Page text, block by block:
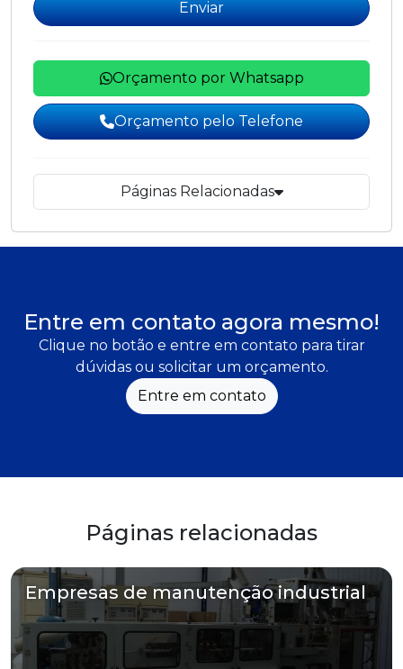
Enviar
Orçamento por Whatsapp
Orçamento pelo Telefone
Páginas Relacionadas
Entre em contato agora mesmo!
Clique no botão e entre em contato para tirar
dúvidas ou solicitar um orçamento.
Entre em contato
Páginas relacionadas
Empresas de manutenção industrial